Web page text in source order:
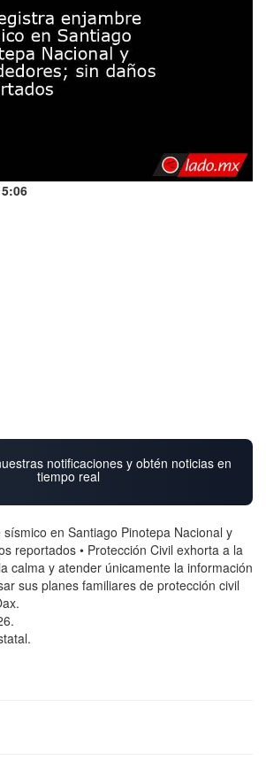
notificaciones y obtén noticias en
tiempo real
en Santiago Pinotepa Nacional y
reportados • Protección Civil exhorta a la
calma y atender únicamente la información
sus planes familiares de protección civil